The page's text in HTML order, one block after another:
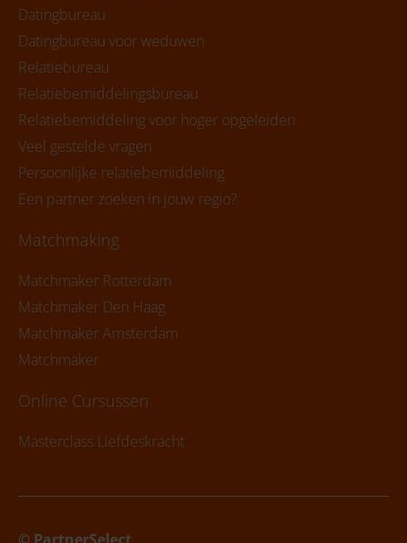
Datingbureau
Datingbureau voor weduwen
Relatiebureau
Relatiebemiddelingsbureau
Relatiebemiddeling voor hoger opgeleiden
Veel gestelde vragen
Persoonlijke relatiebemiddeling
Een partner zoeken in jouw regio?
Matchmaking
Matchmaker Rotterdam
Matchmaker Den Haag
Matchmaker Amsterdam
Matchmaker
Online Cursussen
Masterclass Liefdeskracht